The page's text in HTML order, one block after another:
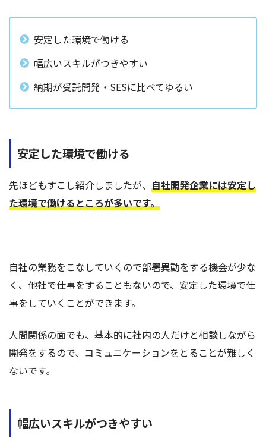
安定した環境で働ける
幅広いスキルがつきやすい
納期が受託開発・SESに比べてゆるい
安定した環境で働ける
先ほどもすこし紹介しましたが、 自社開発企業には安定し
た環境で働けるところが多いです。
自社の業務をこなしていくので部署異動をする機会が少な
く、他社で仕事をすることもないので、安定した環境で仕
事をしていくことができます。
人間関係の面でも、基本的に社内の人だけと相談しながら
開発をするので、コミュニケーションをとることが難しく
ないです。
幅広いスキルがつきやすい